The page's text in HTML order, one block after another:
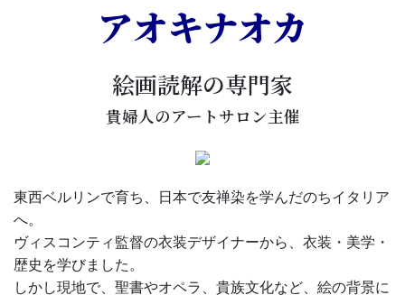
アオキナオカ
絵画読解の専門家
貴婦人のアートサロン主催
東西ベルリンで育ち、日本で友禅染を学んだのちイタリア
へ。
ヴィスコンティ監督の衣装デザイナーから、衣装・美学・
歴史を学びました。
しかし現地で、聖書やオペラ、貴族文化など、絵の背景に